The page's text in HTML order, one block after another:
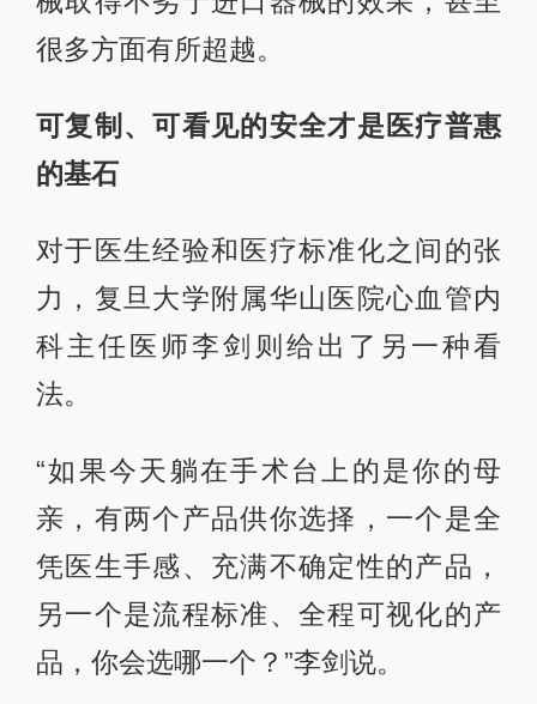
很多方面有所超越。
可复制、可看见的安全才是医疗普惠
的基石
对于医生经验和医疗标准化之间的张
力，复旦大学附属华山医院心血管内
科主任医师李剑则给出了另一种看
法。
“如果今天躺在手术台上的是你的母
亲，有两个产品供你选择，一个是全
凭医生手感、充满不确定性的产品，
另一个是流程标准、全程可视化的产
品，你会选哪一个？”李剑说。